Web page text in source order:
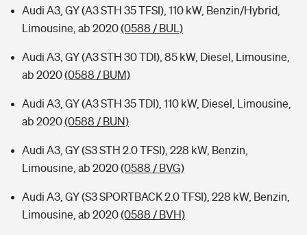
Audi A3, GY (A3 STH 35 TFSI), 110 kW, Benzin/Hybrid,
Limousine, ab 2020(0588 / BUL)
Audi A3, GY (A3 STH 30 TDI), 85 kW, Diesel, Limousine,
ab 2020(0588 / BUM)
Audi A3, GY (A3 STH 35 TDI), 110 kW, Diesel, Limousine,
ab 2020(0588 / BUN)
Audi A3, GY (S3 STH 2.0 TFSI), 228 kW, Benzin,
Limousine, ab 2020(0588 / BVG)
Audi A3, GY (S3 SPORTBACK 2.0 TFSI), 228 kW, Benzin,
Limousine, ab 2020(0588 / BVH)